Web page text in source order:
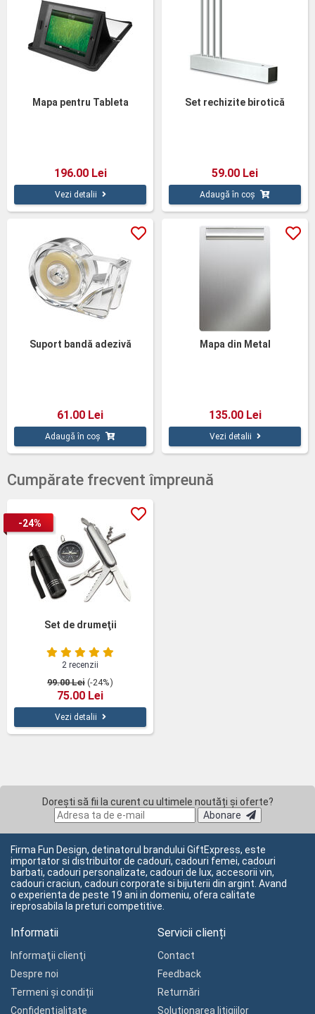
Mapa pentru Tableta
196.00 Lei
Vezi detalii
Set rechizite birotică
59.00 Lei
Adaugă în coș
Suport bandă adezivă
61.00 Lei
Adaugă în coș
Mapa din Metal
135.00 Lei
Vezi detalii
Cumpărate frecvent împreună
Set de drumeţii
2 recenzii
99.00 Lei (-24%)
75.00 Lei
-24%
Vezi detalii
Dorești să fii la curent cu ultimele noutăți și oferte?
Abonare
Firma Fun Design, detinatorul brandului GiftExpress, este
importator si distribuitor de cadouri, cadouri femei, cadouri
barbati, cadouri personalizate, cadouri de lux, accesorii vin,
cadouri craciun, cadouri corporate si bijuterii din argint. Avand
o experienta de peste 19 ani in domeniu, ofera calitate
ireprosabila la preturi competitive.
Informatii
Informaţii clienţi
Despre noi
Termeni și condiții
Confidenţialitate
Servicii clienți
Contact
Feedback
Returnări
Soluționarea litigiilor